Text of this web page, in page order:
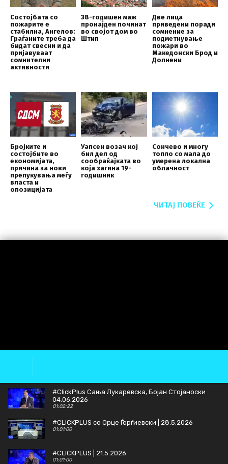
Состојбата со
пожарите е
стабилна, Ангелов:
Граѓаните треба да
бидат свесни и да
пријавуваат
сомнителни
активности
38-годишен маж
пронајден починат
во својот дом во
Штип
Две лица
приведени поради
сомнение за
подметнување
пожари во
Македонски Брод и
Долнени
Бројките и
состојбите во
економијата,
причина за нови
препукувања меѓу
власта и
опозицијата
Уапсен возач кој
бил дел од
сообраќајката во
која загина 19-
годишник
Сончево и многу
топло со мала до
умерена локална
облачност
ЧИТАЈ ПОВЕЌЕ
#ClickPlus Сања Лукаревска, Бојан Стојаноски
04.06.2026
01:02:22
#CLICKPLUS со Орце Ѓорѓиевски | 28.5.2026
01:01:00
#CLICKPLUS | 21.5.2026
01:01:00